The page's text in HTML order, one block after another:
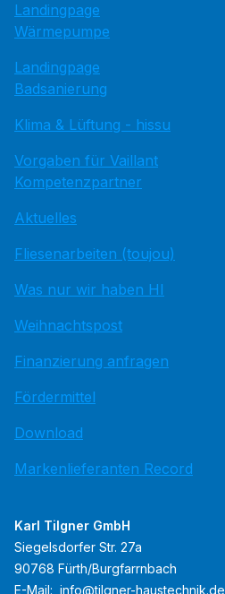
Landingpage
Wärmepumpe
Landingpage
Badsanierung
Klima & Lüftung - hissu
Vorgaben für Vaillant
Kompetenzpartner
Aktuelles
Fliesenarbeiten (toujou)
Was nur wir haben HI
Weihnachtspost
Finanzierung anfragen
Fördermittel
Download
Markenlieferanten Record
Karl Tilgner GmbH
Siegelsdorfer Str. 27a
90768 Fürth/Burgfarrnbach
E-Mail: info@tilgner-haustechnik.de